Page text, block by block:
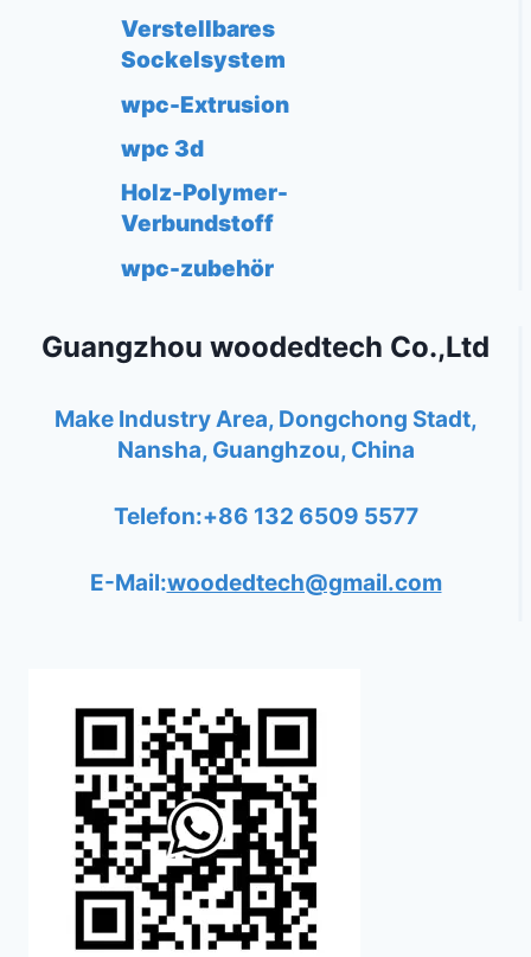
Verstellbares
Sockelsystem
wpc-Extrusion
wpc 3d
Holz-Polymer-
Verbundstoff
wpc-zubehör
Guangzhou woodedtech Co.,Ltd
Make Industry Area, Dongchong Stadt,
Nansha, Guanghzou, China
Telefon:+86 132 6509 5577
E-Mail:woodedtech@gmail.com